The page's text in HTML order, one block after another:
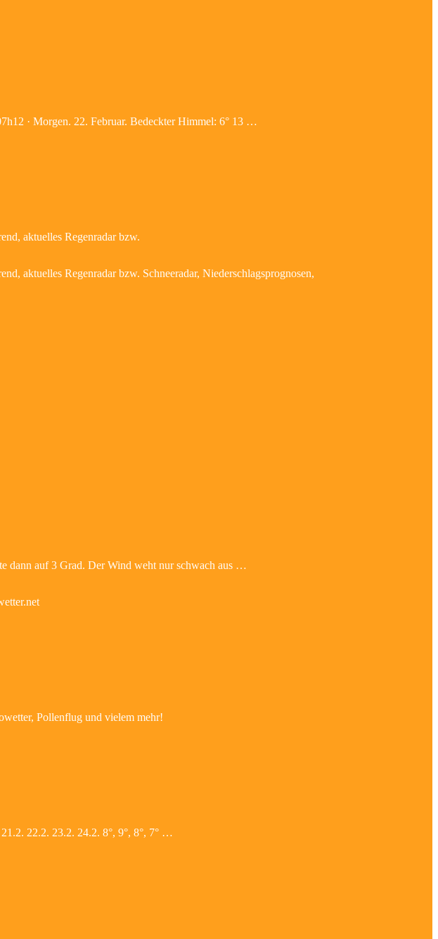
· Morgen. 22. Februar. Bedeckter Himmel: 6° 13 …
aktuelles Regenradar bzw.
aktuelles Regenradar bzw. Schneeradar, Niederschlagsprognosen,
dann auf 3 Grad. Der Wind weht nur schwach aus …
Pollenflug und vielem mehr!
22.2. 23.2. 24.2. 8°, 9°, 8°, 7° …